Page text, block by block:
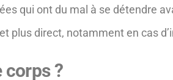
qui ont du mal à se détendre
plus direct, notamment en cas
corps ?